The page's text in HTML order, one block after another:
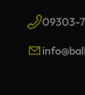
09303-